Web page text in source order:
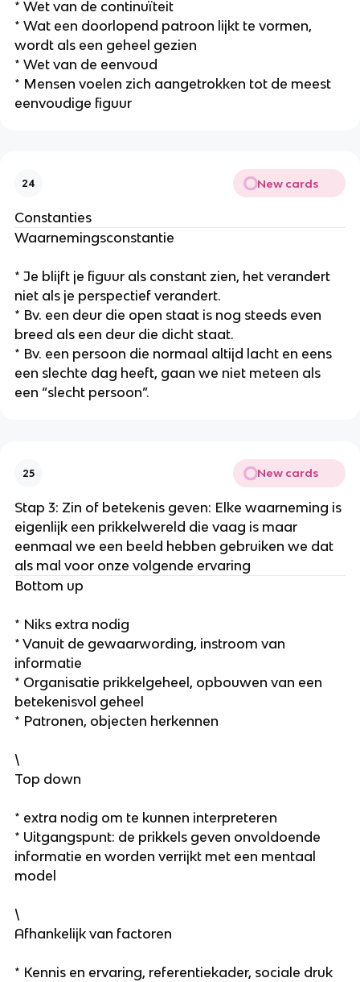
* Wet van de continuïteit
* Wat een doorlopend patroon lijkt te vormen,
wordt als een geheel gezien
* Wet van de eenvoud
* Mensen voelen zich aangetrokken tot de meest
eenvoudige figuur
24 New cards
Constanties
Waarnemingsconstantie
* Je blijft je figuur als constant zien, het verandert
niet als je perspectief verandert.
* Bv. een deur die open staat is nog steeds even
breed als een deur die dicht staat.
* Bv. een persoon die normaal altijd lacht en eens
een slechte dag heeft, gaan we niet meteen als
een “slecht persoon”.
25 New cards
Stap 3: Zin of betekenis geven: Elke waarneming is
eigenlijk een prikkelwereld die vaag is maar
eenmaal we een beeld hebben gebruiken we dat
als mal voor onze volgende ervaring
Bottom up
* Niks extra nodig
* Vanuit de gewaarwording, instroom van
informatie
* Organisatie prikkelgeheel, opbouwen van een
betekenisvol geheel
* Patronen, objecten herkennen
\
Top down
* extra nodig om te kunnen interpreteren
* Uitgangspunt: de prikkels geven onvoldoende
informatie en worden verrijkt met een mentaal
model
\
Afhankelijk van factoren
* Kennis en ervaring, referentiekader, sociale druk